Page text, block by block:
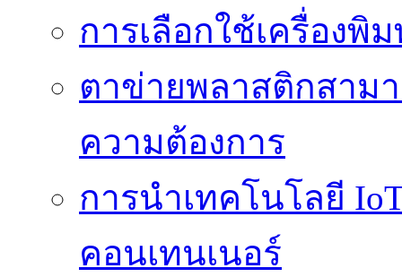
การเลือกใช้เครื่องพิม
ตาข่ายพลาสติกสาม
ความต้องการ
การนำเทคโนโลยี
คอนเทนเนอร์